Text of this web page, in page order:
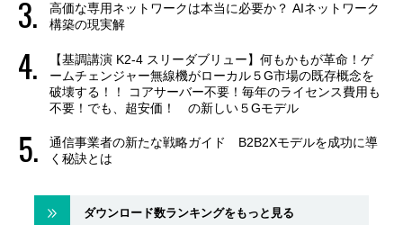
高価な専用ネットワークは本当に必要か？ AIネットワーク
構築の現実解
【基調講演 K2-4 スリーダブリュー】何もかもが革命！ゲ
ームチェンジャー無線機がローカル５G市場の既存概念を
破壊する！！ コアサーバー不要！毎年のライセンス費用も
不要！でも、超安価！ の新しい５Gモデル
通信事業者の新たな戦略ガイド B2B2Xモデルを成功に導
く秘訣とは
ダウンロード数ランキングをもっと見る